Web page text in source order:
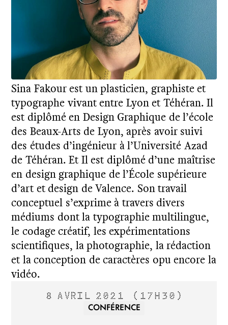
Sina Fakour est un plasticien, graphiste et
typographe vivant entre Lyon et Téhéran. Il
est diplômé en Design Graphique de l’école
des Beaux-Arts de Lyon, après avoir suivi
des études d’ingénieur à l’Université Azad
de Téhéran. Et Il est diplômé d’une maîtrise
en design graphique de l’École supérieure
d’art et design de Valence. Son travail
conceptuel s’exprime à travers divers
médiums dont la typographie multilingue,
le codage créatif, les expérimentations
scientifiques, la photographie, la rédaction
et la conception de caractères opu encore la
vidéo.
8 AVRIL 2021 (17H30)
CONFÉRENCE